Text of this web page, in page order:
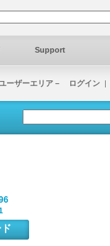
Support
ーザーエリア－ ログイン |
ド